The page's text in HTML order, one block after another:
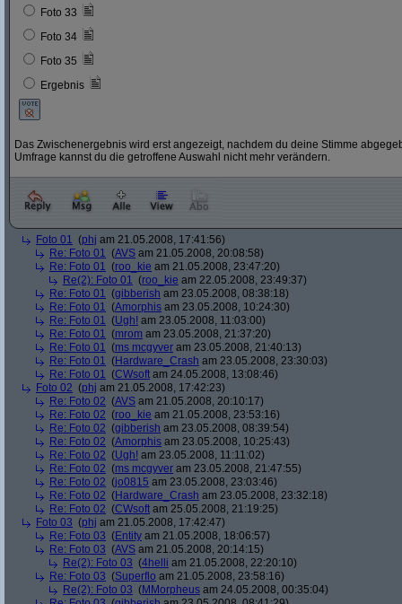
Foto 33
Foto 34
Foto 35
Ergebnis
Das Zwischenergebnis wird erst angezeigt, nachdem du deine Stimme
Umfrage kannst du die getroffene Auswahl nicht mehr verändern.
Foto 01 (phj am 21.05.2008, 17:41:56)
Re: Foto 01 (AVS am 21.05.2008, 20:08:58)
Re: Foto 01 (roo_kie am 21.05.2008, 23:47:20)
Re(2): Foto 01 (roo_kie am 22.05.2008, 23:49:37)
Re: Foto 01 (gibberish am 23.05.2008, 08:38:18)
Re: Foto 01 (Amorphis am 23.05.2008, 10:24:30)
Re: Foto 01 (Ugh! am 23.05.2008, 11:03:00)
Re: Foto 01 (mrom am 23.05.2008, 21:37:20)
Re: Foto 01 (ms mcgyver am 23.05.2008, 21:40:13)
Re: Foto 01 (Hardware_Crash am 23.05.2008, 23:30:03)
Re: Foto 01 (CWsoft am 24.05.2008, 13:08:46)
Foto 02 (phj am 21.05.2008, 17:42:23)
Re: Foto 02 (AVS am 21.05.2008, 20:10:17)
Re: Foto 02 (roo_kie am 21.05.2008, 23:53:16)
Re: Foto 02 (gibberish am 23.05.2008, 08:39:54)
Re: Foto 02 (Amorphis am 23.05.2008, 10:25:43)
Re: Foto 02 (Ugh! am 23.05.2008, 11:11:02)
Re: Foto 02 (ms mcgyver am 23.05.2008, 21:47:55)
Re: Foto 02 (jo0815 am 23.05.2008, 23:03:46)
Re: Foto 02 (Hardware_Crash am 23.05.2008, 23:32:18)
Re: Foto 02 (CWsoft am 25.05.2008, 21:19:25)
Foto 03 (phj am 21.05.2008, 17:42:47)
Re: Foto 03 (Entity am 21.05.2008, 18:06:57)
Re: Foto 03 (AVS am 21.05.2008, 20:14:15)
Re(2): Foto 03 (4helli am 21.05.2008, 22:20:10)
Re: Foto 03 (Superflo am 21.05.2008, 23:58:16)
Re(2): Foto 03 (MMorpheus am 24.05.2008, 00:35:04)